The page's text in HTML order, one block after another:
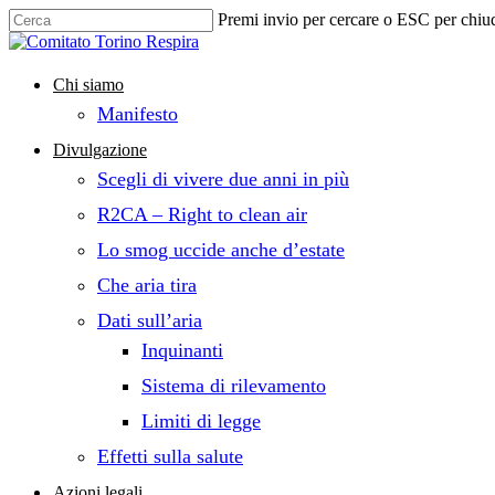
Skip
to
content
Premi invio per cercare o ESC per
Close
Chi siamo
Manifesto
Divulgazione
Scegli di vivere due anni in più
R2CA – Right to clean air
Lo smog uccide anche d’estate
Che aria tira
Dati sull’aria
Inquinanti
Sistema di rilevamento
Limiti di legge
Effetti sulla salute